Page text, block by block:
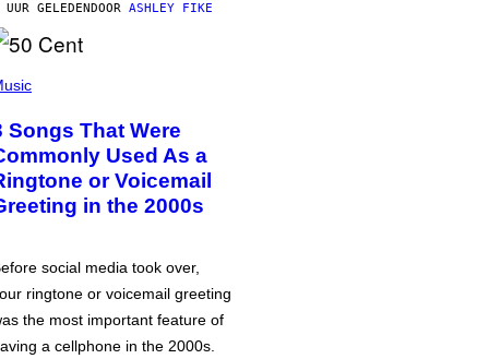
GELEDENDOOR ASHLEY FIKE
Songs That Were
Used As a
or Voicemail
in the 2000s
social media took over,
ringtone or voicemail greeting
the most important feature of
a cellphone in the 2000s.